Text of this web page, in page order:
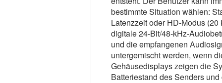
bestimmte Situation wählen:
Latenzzeit oder HD-Modus
digitale 24-Bit/48-kHz-
und die empfangenen
untergemischt werden, wenn
Gehäusedisplays zeigen die
Batteriestand des Senders